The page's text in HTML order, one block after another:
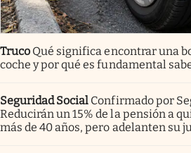
Truco Qué significa encontrar una
coche y por qué es fundamental
Seguridad Social Confirmado por
Reducirán un 15% de la pensión a
más de 40 años, pero adelanten su